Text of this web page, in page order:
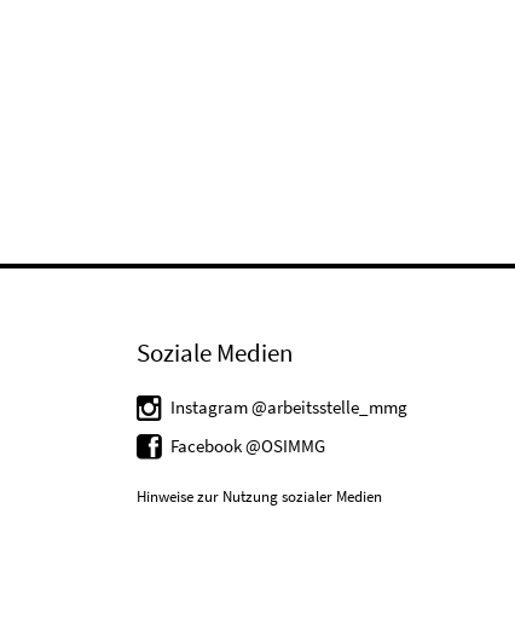
Soziale Medien
Instagram @arbeitsstelle_mmg
Facebook @OSIMMG
Hinweise zur Nutzung sozialer Medien